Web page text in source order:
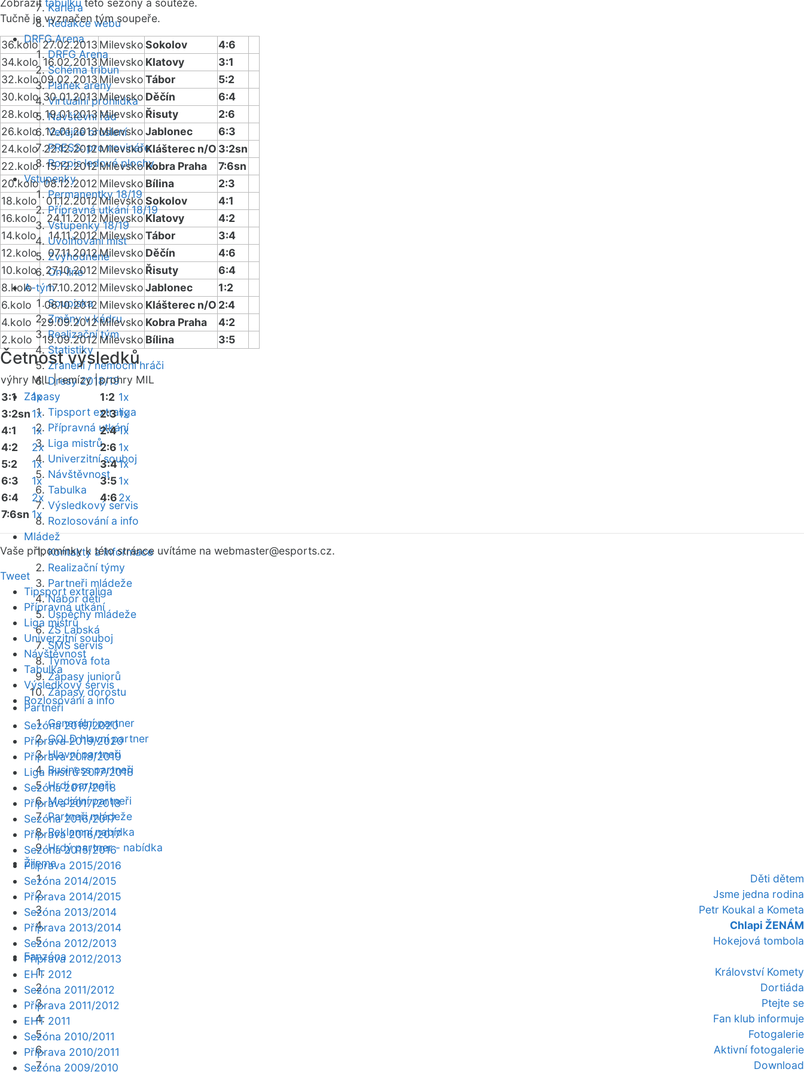
Kariéra
Redakce webu
DRFG Arena
DRFG Arena
Schéma tribun
Plánek areny
Virtuální prohlídka
Návštěvní řád
Veřejné bruslení
PRESS: pro novináře
Rozpis ledové plochy
Vstupenky
Permanentky 18/19
Přípravná utkání 18/19
Vstupenky 18/19
Uvolňování míst
Zvýhodněné
On-line
A-tým
Soupiska
Změny v kádru
Realizační tým
Statistiky
Zranění / nemocní hráči
Dresy 2018/19
Zápasy
Tipsport extraliga
Přípravná utkání
Liga mistrů
Univerzitní souboj
Návštěvnost
Tabulka
Výsledkový servis
Rozlosování a info
Mládež
Kontakty a informace
Realizační týmy
Partneři mládeže
Nábor dětí
Úspěchy mládeže
ZŠ Labská
SMS servis
Týmová fota
Zápasy juniorů
Zápasy dorostu
Partneři
Generální partner
GOLD hlavní partner
Hlavní partneři
Business partneři
Hrdí partneři
Mediální partneři
Partneři mládeže
Reklamní nabídka
Hrdý partner - nabídka
Žijeme
Děti dětem
Jsme jedna rodina
Petr Koukal a Kometa
Chlapi ŽENÁM
Hokejová tombola
Fanzóna
Království Komety
Dortiáda
Ptejte se
Fan klub informuje
Fotogalerie
Aktivní fotogalerie
Download
Zobrazit tabulku této sezóny a soutěže.
Tučně je vyznačen tým soupeře.
36.kolo 27.02.2013 MilevskoSokolov
4:6
34.kolo 16.02.2013Milevsko Klatovy
3:1
32.kolo09.02.2013 MilevskoTábor
5:2
30.kolo 30.01.2013Milevsko Děčín
6:4
28.kolo 19.01.2013Milevsko Řisuty
2:6
26.kolo 12.01.2013MilevskoJablonec
6:3
24.kolo 22.12.2012MilevskoKlášterec n/O 3:2sn
22.kolo 15.12.2012MilevskoKobra Praha
7:6sn
20.kolo 08.12.2012 Milevsko Bílina
2:3
18.kolo
01.12.2012MilevskoSokolov
4:1
16.kolo
24.11.2012 MilevskoKlatovy
4:2
14.kolo
14.11.2012 MilevskoTábor
3:4
12.kolo
07.11.2012Milevsko Děčín
4:6
10.kolo
27.10.2012 Milevsko Řisuty
6:4
8.kolo
17.10.2012 MilevskoJablonec
1:2
6.kolo
06.10.2012 Milevsko Klášterec n/O 2:4
4.kolo
29.09.2012Milevsko Kobra Praha
4:2
2.kolo
19.09.2012 Milevsko Bílina 3:5
Četnost výsledků
výhry MIL |remízy |prohry MIL
3:1
1x
3:2sn1x
4:1
1x
4:2
2x
5:2
1x
6:3
1x
6:4
2x
7:6sn 1x
1:2 1x
2:31x
2:41x
2:6 1x
3:41x
3:51x
4:62x
Vaše připomínky k této stránce uvítáme na webmaster@esports.cz.
Tweet
Tipsport extraliga
Přípravná utkání
Liga mistrů
Univerzitní souboj
Návštěvnost
Tabulka
Výsledkový servis
Rozlosování a info
Sezóna 2019/2020
Příprava 2019/2020
Příprava 2018/2019
Liga mistrů 2017/2018
Sezóna 2017/2018
Příprava 2017/2018
Sezóna 2016/2017
Příprava 2016/2017
Sezóna 2015/2016
Příprava 2015/2016
Sezóna 2014/2015
Příprava 2014/2015
Sezóna 2013/2014
Příprava 2013/2014
Sezóna 2012/2013
Příprava 2012/2013
EHT 2012
Sezóna 2011/2012
Příprava 2011/2012
EHT 2011
Sezóna 2010/2011
Příprava 2010/2011
Sezóna 2009/2010